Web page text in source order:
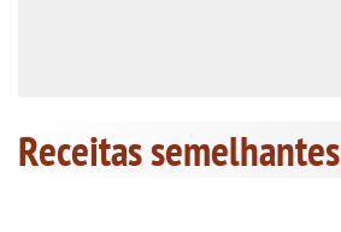
Receitas semelhantes